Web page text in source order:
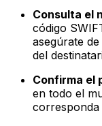
Consulta el
código
asegúrate
del
Confirma el
en todo el
corresponda